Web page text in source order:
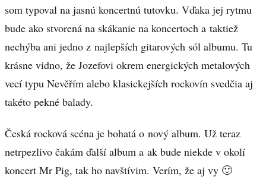
som typoval na jasnú koncertnú tutovku. Vďaka jej rytmu
bude ako stvorená na skákanie na koncertoch a taktiež
nechýba ani jedno z najlepších gitarových sól albumu. Tu
krásne vidno, že Jozefovi okrem energických metalových
vecí typu Nevěřím alebo klasickejších rockovín svedčia aj
takéto pekné balady.
Česká rocková scéna je bohatá o nový album. Už teraz
netrpezlivo čakám ďalší album a ak bude niekde v okolí
koncert Mr Pig, tak ho navštívim. Verím, že aj vy 🙂